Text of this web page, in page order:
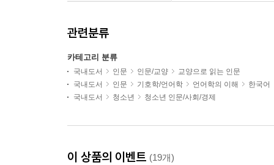
관련분류
카테고리 분류
국내도서 인문 인문/교양
교양으로 읽는 인문
국내도서
인문 기호학/언어학 언어학의 이해
한국어
국내도서
청소년 청소년 인문/사회/경제
이 상품의 이벤트 (19개)